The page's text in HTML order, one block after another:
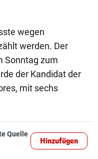
wegen
werden. Der
Sonntag zum
der Kandidat der
mit sechs
Quelle
Hinzufügen